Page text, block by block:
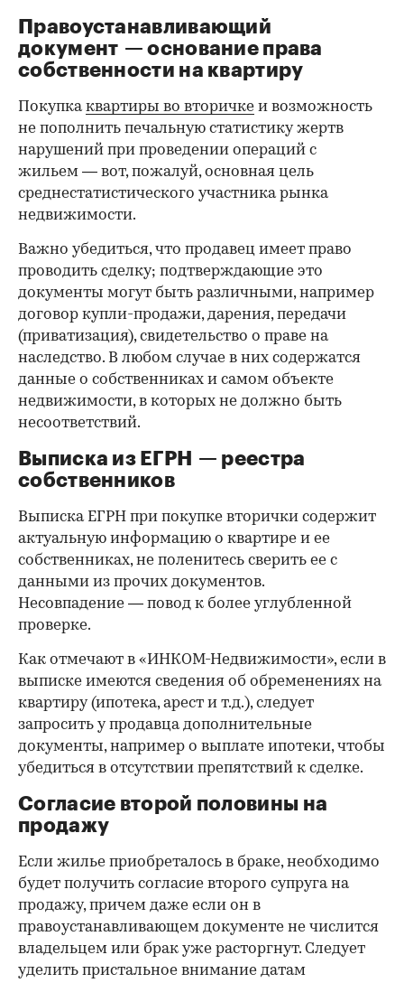
00:00 / 00:00
Правоустанавливающий
документ — основание права
собственности на квартиру
Покупкаквартиры во вторичке и возможность
не пополнить печальную статистику жертв
нарушений при проведении операций с
жильем — вот, пожалуй, основная цель
среднестатистического участника рынка
недвижимости.
Важно убедиться, что продавец имеет право
проводить сделку; подтверждающие это
документы могут быть различными, например
договор купли-продажи, дарения, передачи
(приватизация), свидетельство о праве на
наследство. В любом случае в них содержатся
данные о собственниках и самом объекте
недвижимости, в которых не должно быть
несоответствий.
Выписка из ЕГРН — реестра
собственников
Выписка ЕГРН при покупке вторички содержит
актуальную информацию о квартире и ее
собственниках, не поленитесь сверить ее с
данными из прочих документов.
Несовпадение — повод к более углубленной
проверке.
Как отмечают в «ИНКОМ-Недвижимости», если в
выписке имеются сведения об обременениях на
квартиру (ипотека, арест и т.д.), следует
запросить у продавца дополнительные
документы, например о выплате ипотеки, чтобы
убедиться в отсутствии препятствий к сделке.
Согласие второй половины на
продажу
Если жилье приобреталось в браке, необходимо
будет получить согласие второго супруга на
продажу, причем даже если он в
правоустанавливающем документе не числится
владельцем или брак уже расторгнут. Следует
уделить пристальное внимание датам